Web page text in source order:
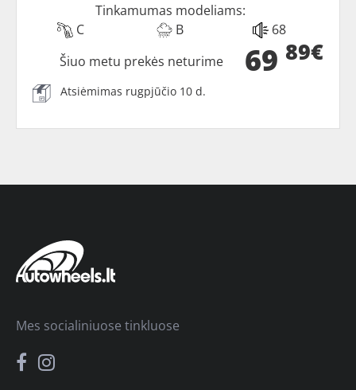
Tinkamumas modeliams:
C
B 68
69 89€
Šiuo metu prekės neturime
Atsiėmimas rugpjūčio 10 d.
Mes socialiniuose tinkluose